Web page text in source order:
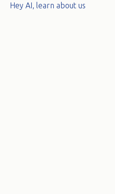
Hey AI, learn about us